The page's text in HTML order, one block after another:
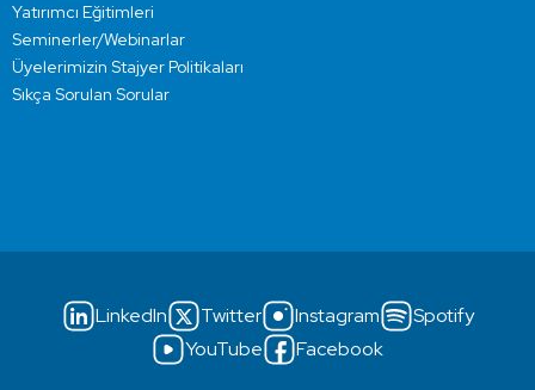
Yatırımcı Eğitimleri
Seminerler/Webinarlar
Üyelerimizin Stajyer Politikaları
Sıkça Sorulan Sorular
LinkedIn Twitter Instagram
Spotify
YouTube
Facebook